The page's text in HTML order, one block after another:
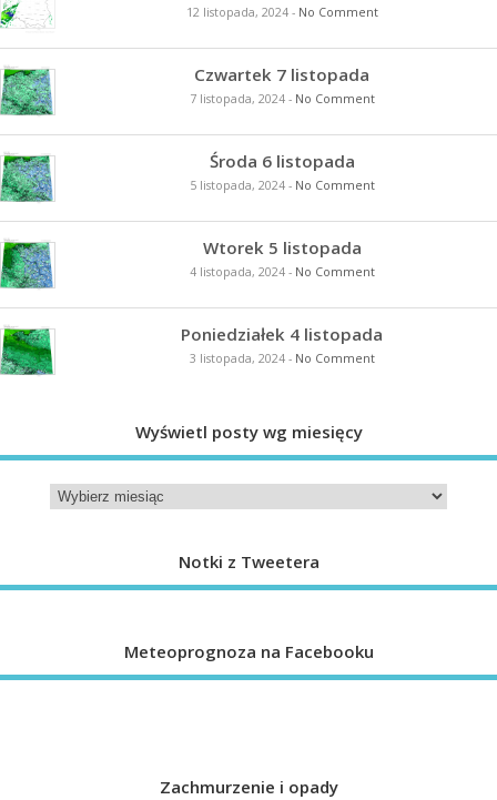
12 listopada, 2024- No Comment
Czwartek 7 listopada
7 listopada, 2024- No Comment
Środa 6 listopada
5 listopada, 2024- No Comment
Wtorek 5 listopada
4 listopada, 2024- No Comment
Poniedziałek 4 listopada
3 listopada, 2024- No Comment
Wyświetl posty wg miesięcy
Notki z Tweetera
Meteoprognoza na Facebooku
Zachmurzenie i opady